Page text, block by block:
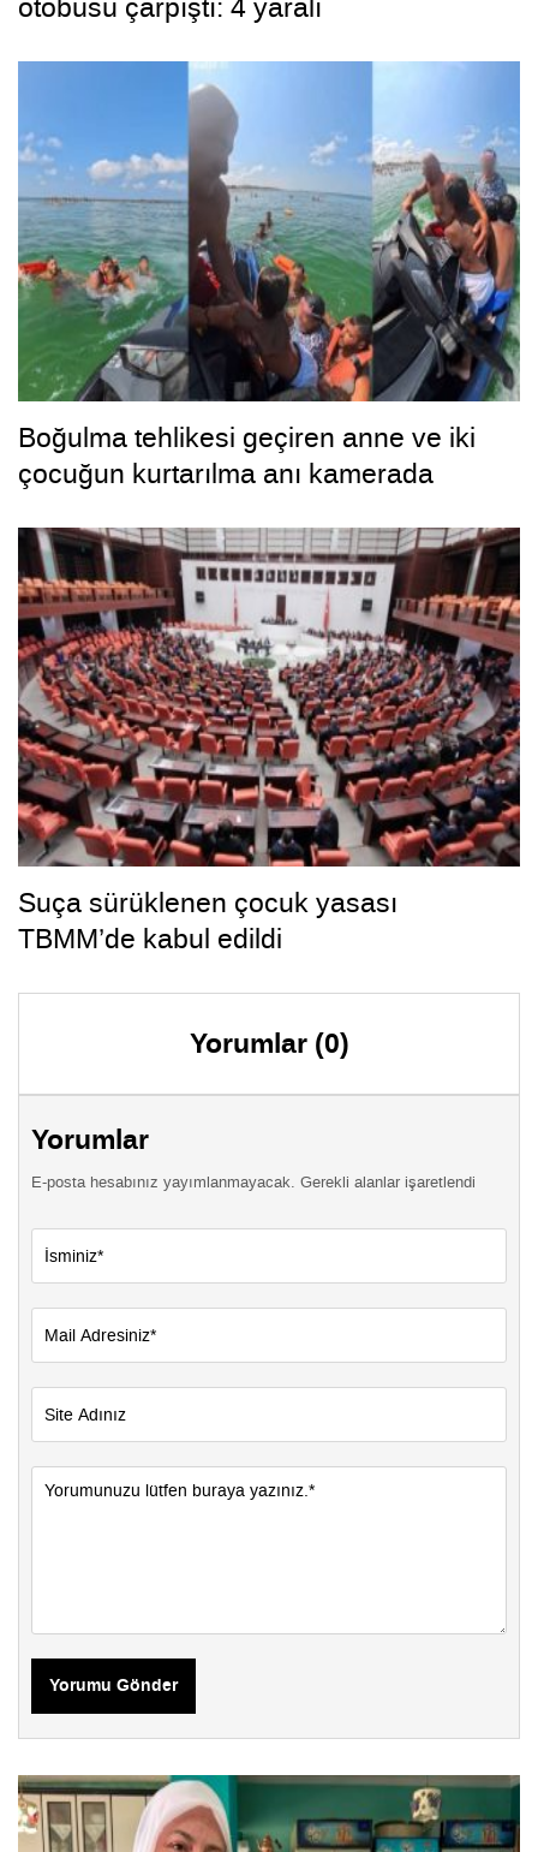
otobüsü çarpıştı: 4 yaralı
Boğulma tehlikesi geçiren anne ve iki
çocuğun kurtarılma anı kamerada
Suça sürüklenen çocuk yasası
TBMM’de kabul edildi
Yorumlar (0)
Yorumlar
E-posta hesabınız yayımlanmayacak. Gerekli alanlar işaretlendi
Yorumu Gönder